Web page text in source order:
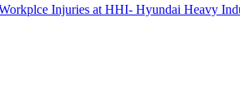
Injuries at HHI- Hyundai Heavy